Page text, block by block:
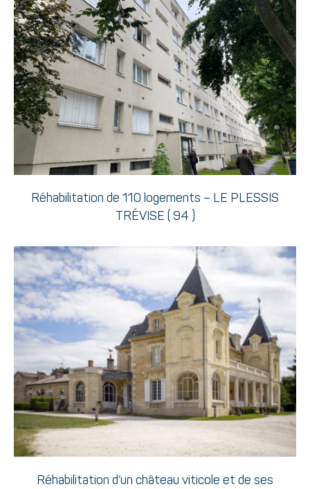
Réhabilitation de 110 logements – LE PLESSIS
TRÉVISE ( 94 )
Réhabilitation d’un château viticole et de ses